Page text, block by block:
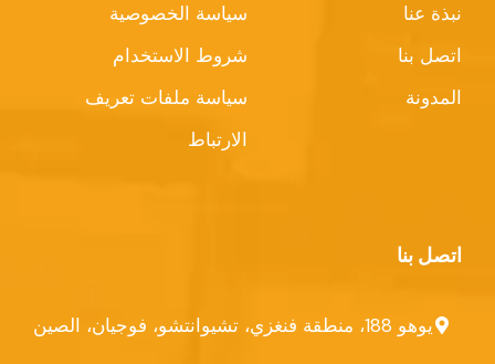
نبذة عنا
اتصل بنا
المدونة
سياسة الخصوصية
شروط الاستخدام
سياسة ملفات تعريف
الارتباط
اتصل بنا
يوهو 188، منطقة فنغزي، تشيوانتشو، فوجيان، الصين